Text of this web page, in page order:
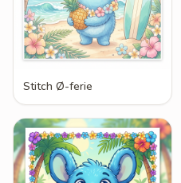
Stitch Ø-ferie